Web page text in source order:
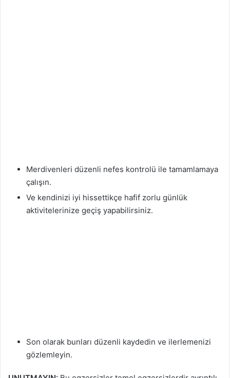
Merdivenleri düzenli nefes kontrolü ile tamamlamaya
çalışın.
Ve kendinizi iyi hissettikçe hafif zorlu günlük
aktivitelerinize geçiş yapabilirsiniz.
Son olarak bunları düzenli kaydedin ve ilerlemenizi
gözlemleyin.